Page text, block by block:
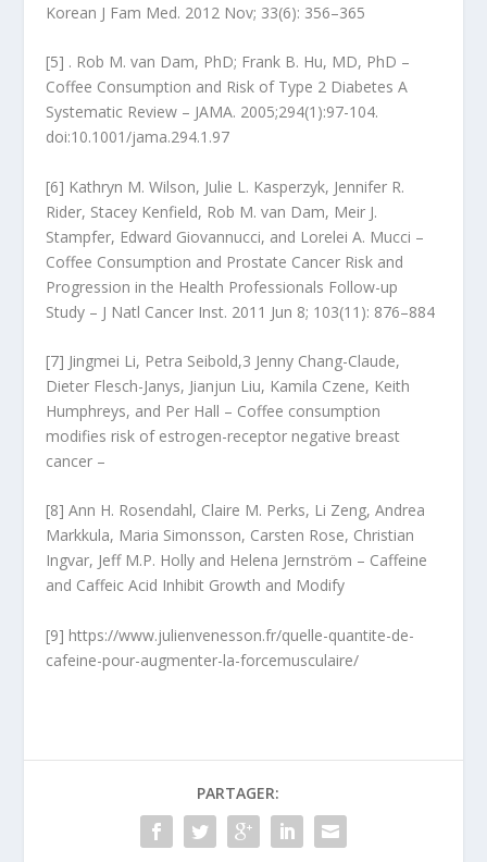
Korean J Fam Med. 2012 Nov; 33(6): 356–365
[5] . Rob M. van Dam, PhD; Frank B. Hu, MD, PhD –
Coffee Consumption and Risk of Type 2 Diabetes A
Systematic Review – JAMA. 2005;294(1):97-104.
doi:10.1001/jama.294.1.97
[6] Kathryn M. Wilson, Julie L. Kasperzyk, Jennifer R.
Rider, Stacey Kenfield, Rob M. van Dam, Meir J.
Stampfer, Edward Giovannucci, and Lorelei A. Mucci –
Coffee Consumption and Prostate Cancer Risk and
Progression in the Health Professionals Follow-up
Study – J Natl Cancer Inst. 2011 Jun 8; 103(11): 876–884
[7] Jingmei Li, Petra Seibold,3 Jenny Chang-Claude,
Dieter Flesch-Janys, Jianjun Liu, Kamila Czene, Keith
Humphreys, and Per Hall – Coffee consumption
modifies risk of estrogen-receptor negative breast
cancer –
[8] Ann H. Rosendahl, Claire M. Perks, Li Zeng, Andrea
Markkula, Maria Simonsson, Carsten Rose, Christian
Ingvar, Jeff M.P. Holly and Helena Jernström – Caffeine
and Caffeic Acid Inhibit Growth and Modify
[9] https://www.julienvenesson.fr/quelle-quantite-de-
cafeine-pour-augmenter-la-forcemusculaire/
PARTAGER: